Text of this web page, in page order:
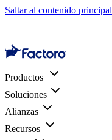
Saltar al contenido principal
Productos
Soluciones
Alianzas
Recursos